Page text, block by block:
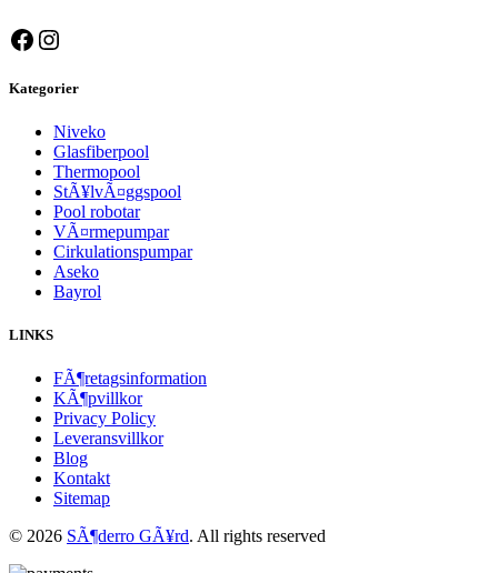
Facebook
Instagram
Kategorier
Niveko
Glasfiberpool
Thermopool
StÃ¥lvÃ¤ggspool
Pool robotar
VÃ¤rmepumpar
Cirkulationspumpar
Aseko
Bayrol
LINKS
FÃ¶retagsinformation
KÃ¶pvillkor
Privacy Policy
Leveransvillkor
Blog
Kontakt
Sitemap
© 2026 SÃ¶derro GÃ¥rd. All rights reserved